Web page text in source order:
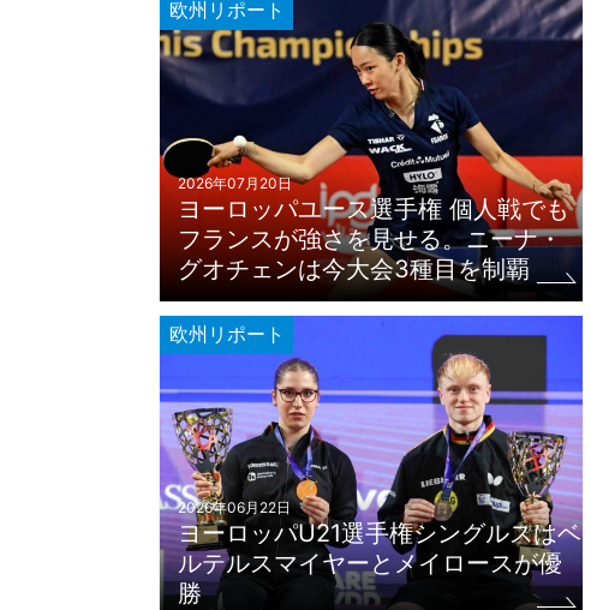
欧州リポート
2026年07月20日
ヨーロッパユース選手権 個人戦でも
フランスが強さを見せる。ニーナ・
グオチェンは今大会3種目を制覇
欧州リポート
2026年06月22日
ヨーロッパU21選手権シングルスはベ
ルテルスマイヤーとメイロースが優
勝